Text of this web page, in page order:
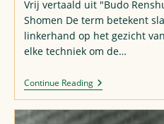
Vrij vertaald uit "Budo
Shomen De term betekent
linkerhand op het gezicht
elke techniek om de…
Continue ReadingDe
Essentie
Techniek